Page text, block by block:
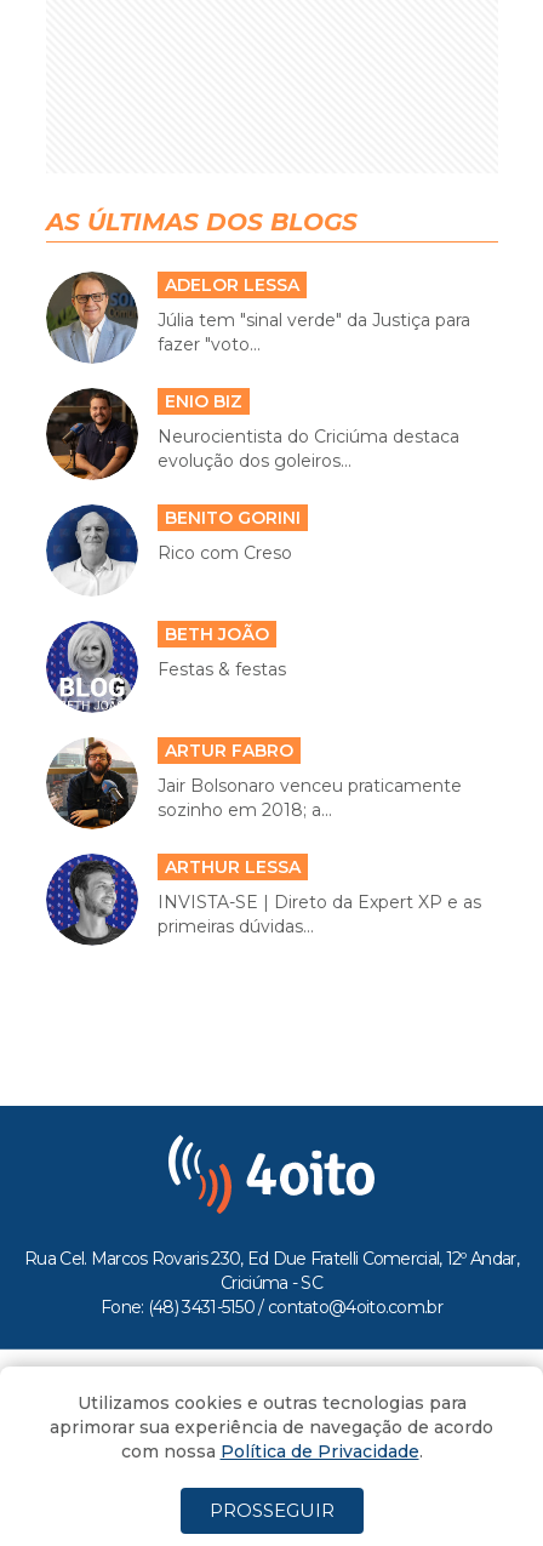
AS ÚLTIMAS DOS BLOGS
ADELOR LESSA
Júlia tem "sinal verde" da Justiça para
fazer "voto...
ENIO BIZ
Neurocientista do Criciúma destaca
evolução dos goleiros...
BENITO GORINI
Rico com Creso
BETH JOÃO
Festas & festas
ARTUR FABRO
Jair Bolsonaro venceu praticamente
sozinho em 2018; a...
ARTHUR LESSA
INVISTA-SE | Direto da Expert XP e as
primeiras dúvidas...
Rua Cel. Marcos Rovaris 230, Ed Due Fratelli Comercial, 12º Andar,
Criciúma - SC
Fone: (48) 3431-5150 / contato@4oito.com.br
Todos os direitos reservados ao Portal 4oito
Utilizamos cookies e outras tecnologias para
aprimorar sua experiência de navegação de acordo
com nossa Política de Privacidade.
PROSSEGUIR